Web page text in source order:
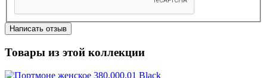
Написать отзыв
Товары из этой коллекции